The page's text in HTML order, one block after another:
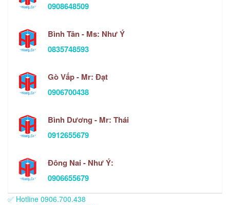
0908648509
Bình Tân - Ms: Như Ý
0835748593
Gò Vấp - Mr: Đạt
0906700438
Bình Dương - Mr: Thái
0912655679
Đông Nai - Như Ý:
0906655679
✅ Hotline 0906.700.438